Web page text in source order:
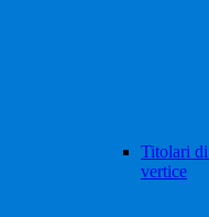
Titolari
vertice